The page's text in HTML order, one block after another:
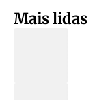
Mais lidas